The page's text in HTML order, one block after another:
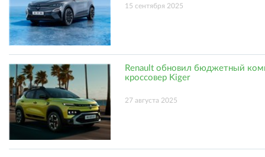
15 сентября 2025
Renault обновил бюджетный
кроссовер Kiger
27 августа 2025